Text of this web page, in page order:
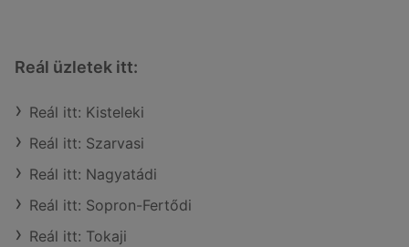
Reál üzletek itt:
Reál itt: Kisteleki
Reál itt: Szarvasi
Reál itt: Nagyatádi
Reál itt: Sopron-Fertődi
Reál itt: Tokaji